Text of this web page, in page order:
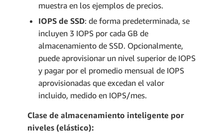
muestra en los ejemplos de precios.
IOPS de SSD: de forma predeterminada, se
incluyen 3 IOPS por cada GB de
almacenamiento de SSD. Opcionalmente,
puede aprovisionar un nivel superior de IOPS
y pagar por el promedio mensual de IOPS
aprovisionadas que excedan el valor
incluido, medido en IOPS/mes.
Clase de almacenamiento inteligente por
niveles (elástico):